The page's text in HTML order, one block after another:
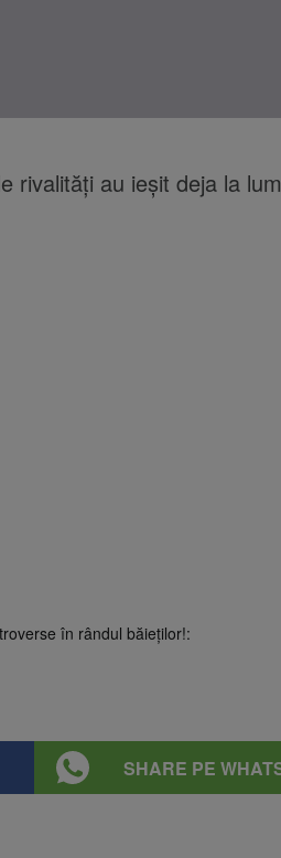
rivalităţi au ieşit deja la
în rândul băieţilor!:
SHARE PE